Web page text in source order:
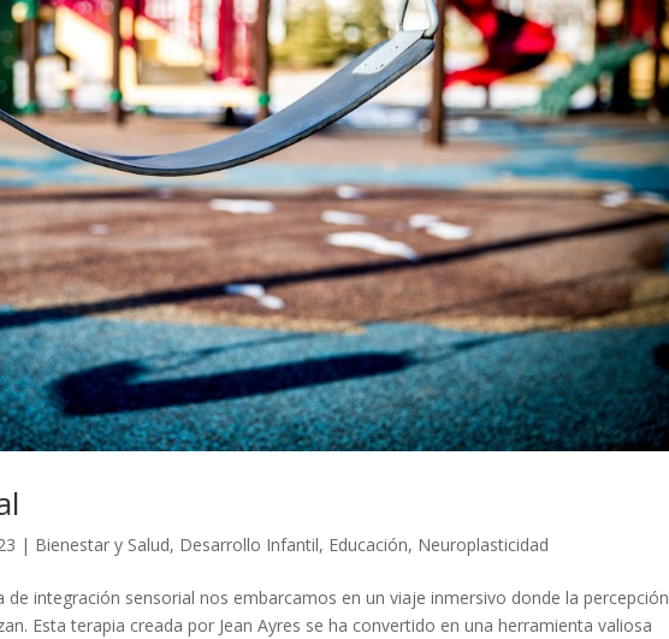
| Bienestar y Salud, Desarrollo Infantil, Educación, Neuroplasticidad
de integración sensorial nos embarcamos en un viaje inmersivo donde la percepción
Esta terapia creada por Jean Ayres se ha convertido en una herramienta valiosa